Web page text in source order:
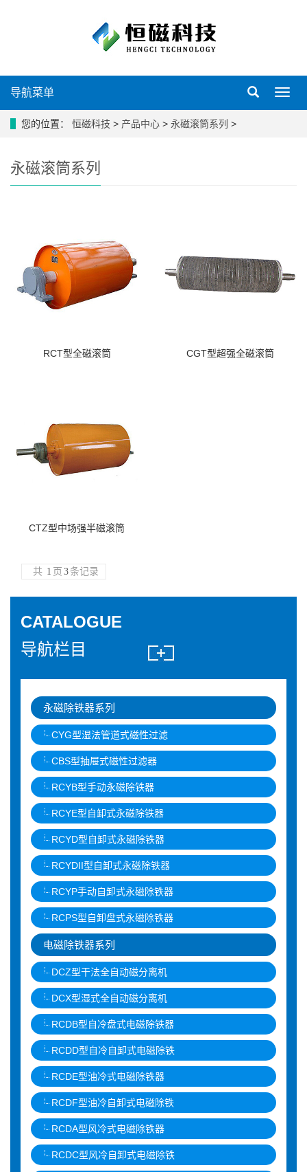
导
导航菜单
您的位置： 恒磁科技 > 产品中心 > 永磁滚筒系列 >
永磁滚筒系列
RCT型全磁滚筒 CGT型超强全磁滚筒
CTZ型中场强半磁滚筒
共 1 页 3条记录
CATALOGUE
导航栏目
永磁除铁器系列
CYG型湿法管道式磁性过滤
CBS型抽屉式磁性过滤器
RCYB型手动永磁除铁器
RCYE型自卸式永磁除铁器
RCYD型自卸式永磁除铁器
RCYDII型自卸式永磁除铁器
RCYP手动自卸式永磁除铁器
RCPS型自卸盘式永磁除铁器
电磁除铁器系列
DCZ型干法全自动磁分离机
DCX型湿式全自动磁分离机
RCDB型自冷盘式电磁除铁器
RCDD型自冷自卸式电磁除铁
RCDE型油冷式电磁除铁器
RCDF型油冷自卸式电磁除铁
RCDA型风冷式电磁除铁器
RCDC型风冷自卸式电磁除铁